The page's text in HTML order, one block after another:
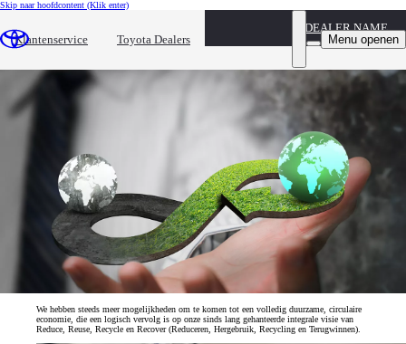
Skip naar hoofdcontent (Klik enter)
Klantenservice Toyota Dealers
DEALER NAME
Menu openen
Circulariteit
We hebben steeds meer mogelijkheden om te komen tot een volledig duurzame, circulaire
economie, die een logisch vervolg is op onze sinds lang gehanteerde integrale visie van
Reduce, Reuse, Recycle en Recover (Reduceren, Hergebruik, Recycling en Terugwinnen).